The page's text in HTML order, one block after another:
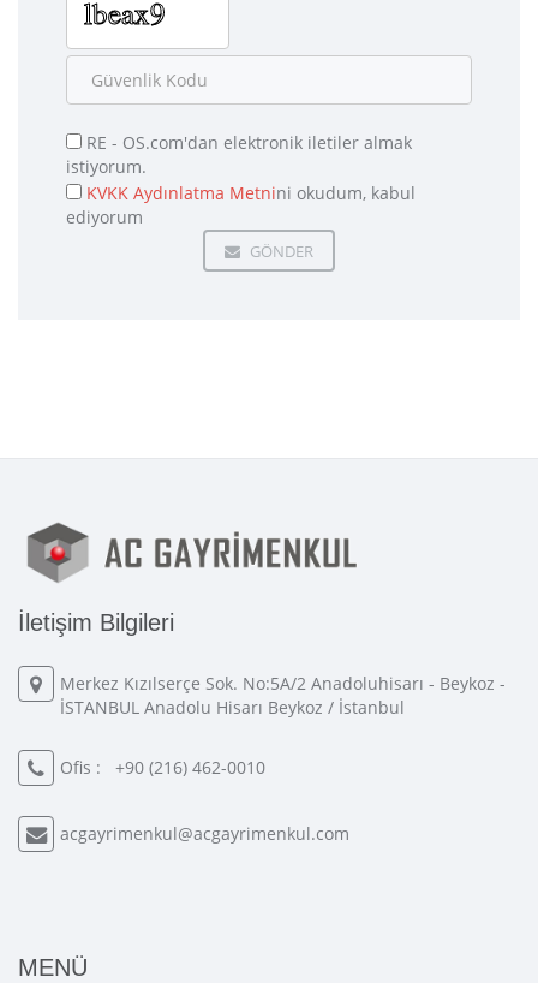
RE - OS.com'dan elektronik iletiler almak
istiyorum.
KVKK Aydınlatma Metnini okudum, kabul
ediyorum
GÖNDER
İletişim Bilgileri
Merkez Kızılserçe Sok. No:5A/2 Anadoluhisarı - Beykoz -
İSTANBUL Anadolu Hisarı Beykoz / İstanbul
Ofis : +90 (216) 462-0010
acgayrimenkul@acgayrimenkul.com
MENÜ